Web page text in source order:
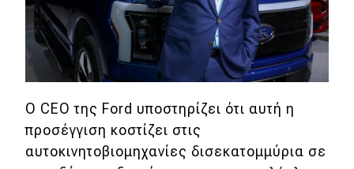
Οδηγός αγοράς
Συμβουλές
Χρηστικά
Συμβουλές
Ο CEO της Ford υποστηρίζει ότι αυτή η
προσέγγιση κοστίζει στις
αυτοκινητοβιομηχανίες δισεκατομμύρια σε